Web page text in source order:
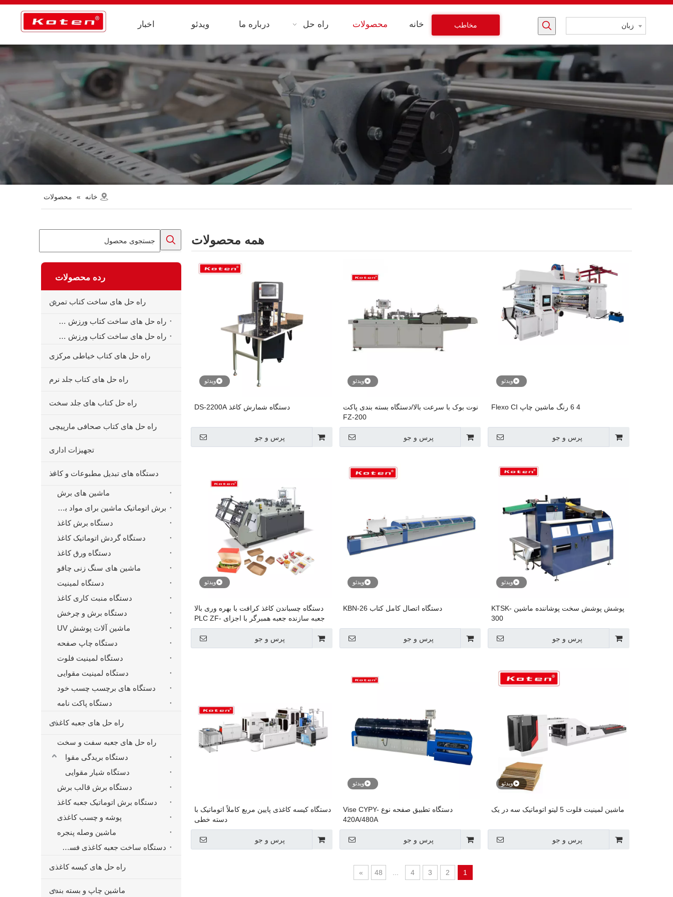
خانه محصولات راه حل درباره ما ویدئو اخبار مخاطب زبان
خانه » محصولات
رده محصولات
راه حل های ساخت کتاب تمرین
راه حل های ساخت کتاب ورزش خودکار
راه حل های ساخت کتاب ورزش نیمه خودکار
راه حل های کتاب خیاطی مرکزی
راه حل های کتاب جلد نرم
راه حل کتاب های جلد سخت
راه حل های کتاب صحافی مارپیچی
تجهیزات اداری
دستگاه های تبدیل مطبوعات و کاغذ
ماشین های برش
برش اتوماتیک ماشین برای مواد برش قالب
دستگاه برش کاغذ
دستگاه گردش اتوماتیک کاغذ
دستگاه ورق کاغذ
ماشین های سنگ زنی چاقو
دستگاه لمینیت
دستگاه منبت کاری کاغذ
دستگاه برش و چرخش
ماشین آلات پوشش UV
دستگاه چاپ صفحه
دستگاه لمینیت فلوت
دستگاه لمینیت مقوایی
دستگاه های برچسب چسب خود
دستگاه پاکت نامه
راه حل های جعبه کاغذی
راه حل های جعبه سفت و سخت
دستگاه بریدگی مقوا
دستگاه شیار مقوایی
دستگاه برش قالب برش
دستگاه برش اتوماتیک جعبه کاغذ
پوشه و چسب کاغذی
ماشین وصله پنجره
دستگاه ساخت جعبه کاغذی فست فود همبرگر
راه حل های کیسه کاغذی
ماشین چاپ و بسته بندی
همه محصولات
ویدئو
4 6 رنگ ماشین چاپ Flexo CI
پرس و جو
ویدئو
نوت بوک با سرعت بالا/دستگاه بسته بندی پاکت
FZ-200
پرس و جو
ویدئو
دستگاه شمارش کاغذ DS-2200A
پرس و جو
ویدئو
پوشش پوشش سخت پوشاننده ماشین KTSK-
300
پرس و جو
ویدئو
دستگاه اتصال کامل کتاب KBN-26
پرس و جو
ویدئو
دستگاه چسباندن کاغذ کرافت با بهره وری بالا
جعبه سازنده جعبه همبرگر با اجزای PLC ZF-
800Plus
پرس و جو
ویدئو
ماشین لمینیت فلوت 5 لیتو اتوماتیک سه در یک
پرس و جو
ویدئو
دستگاه تطبیق صفحه نوع Vise CYPY-
420A/480A
پرس و جو
دستگاه کیسه کاغذی پایین مربع کاملاً اتوماتیک با
دسته خطی
پرس و جو
1
2
3
4
48
»